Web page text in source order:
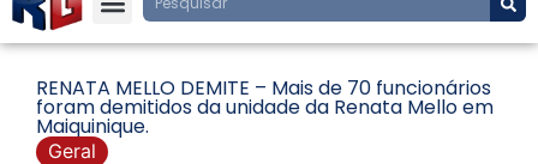
RENATA MELLO DEMITE – Mais de 70 funcionários
foram demitidos da unidade da Renata Mello em
Maiquinique.
Geral